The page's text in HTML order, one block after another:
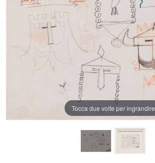
Tocca due volte per ingrandire